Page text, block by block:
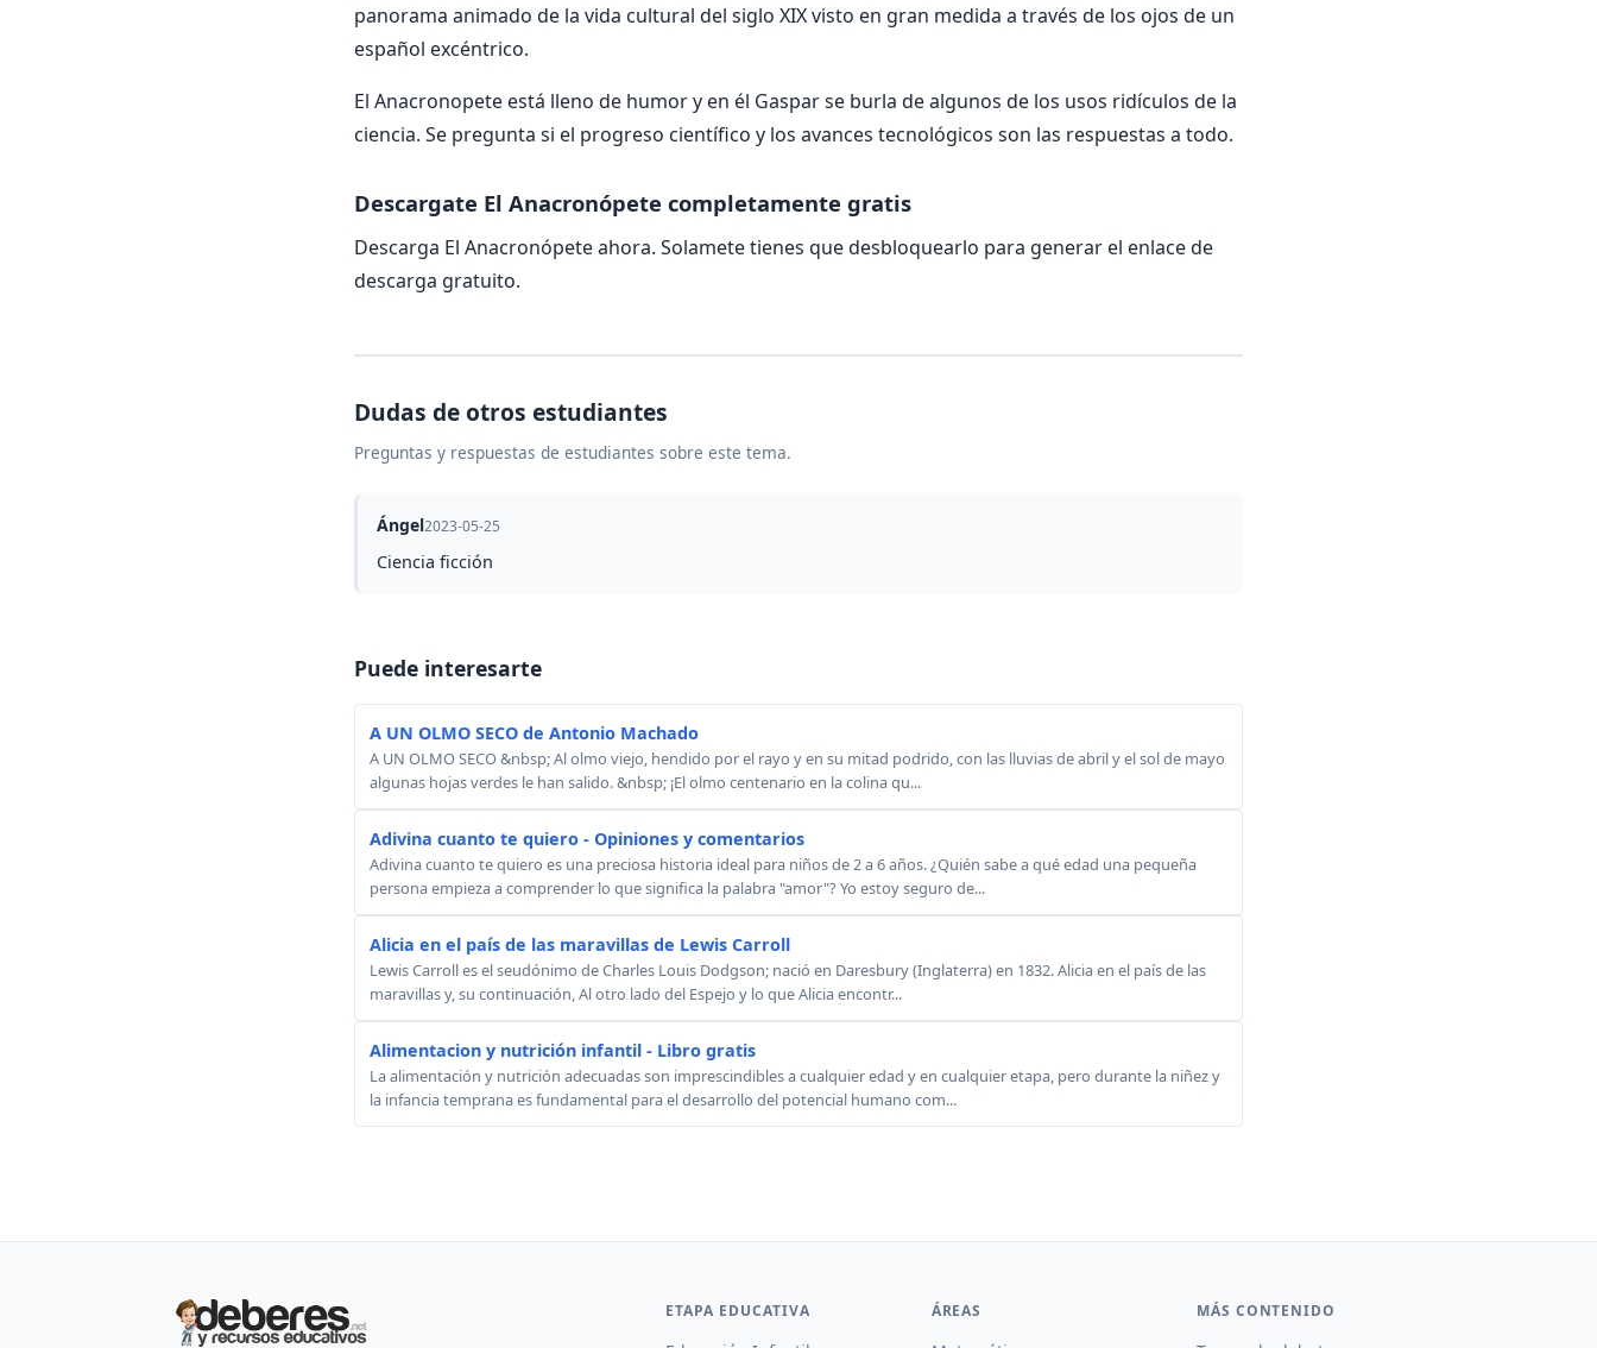
panorama animado de la vida cultural del siglo XIX visto en gran medida a través de los ojos de un
español excéntrico.
El Anacronopete está lleno de humor y en él Gaspar se burla de algunos de los usos ridículos de la
ciencia. Se pregunta si el progreso científico y los avances tecnológicos son las respuestas a todo.
Descargate El Anacronópete completamente gratis
Descarga El Anacronópete ahora. Solamete tienes que desbloquearlo para generar el enlace de
descarga gratuito.
Dudas de otros estudiantes
Preguntas y respuestas de estudiantes sobre este tema.
Ángel2023-05-25
Ciencia ficción
Puede interesarte
A UN OLMO SECO de Antonio Machado
A UN OLMO SECO &nbsp; Al olmo viejo, hendido por el rayo y en su mitad podrido, con las lluvias de abril y el sol de mayo
algunas hojas verdes le han salido. &nbsp; ¡El olmo centenario en la colina qu...
Adivina cuanto te quiero - Opiniones y comentarios
Adivina cuanto te quiero es una preciosa historia ideal para niños de 2 a 6 años. ¿Quién sabe a qué edad una pequeña
persona empieza a comprender lo que significa la palabra "amor"? Yo estoy seguro de...
Alicia en el país de las maravillas de Lewis Carroll
Lewis Carroll es el seudónimo de Charles Louis Dodgson; nació en Daresbury (Inglaterra) en 1832. Alicia en el país de las
maravillas y, su continuación, Al otro lado del Espejo y lo que Alicia encontr...
Alimentacion y nutrición infantil - Libro gratis
La alimentación y nutrición adecuadas son imprescindibles a cualquier edad y en cualquier etapa, pero durante la niñez y
la infancia temprana es fundamental para el desarrollo del potencial humano com...
ETAPA EDUCATIVA ÁREAS MÁS CONTENIDO